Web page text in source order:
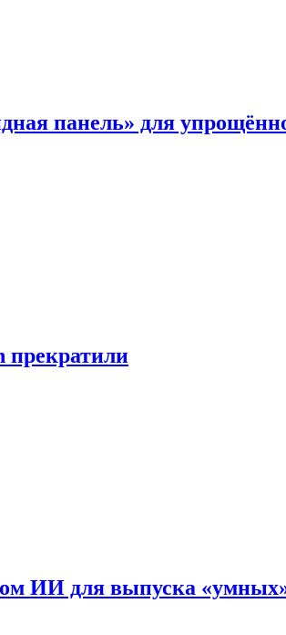
панель» для
прекратили
ИИ для выпуска